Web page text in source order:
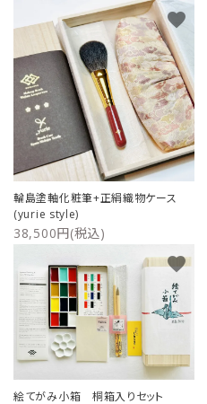
輪島塗軸化粧筆+正絹織物ケース
(yurie style)
38,500円(税込)
favorite
絵てがみ小箱 桐箱入りセット
favorite